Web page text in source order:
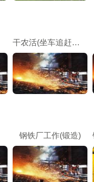
干农活(坐车追赶动物)
钢铁厂工作(锻造)